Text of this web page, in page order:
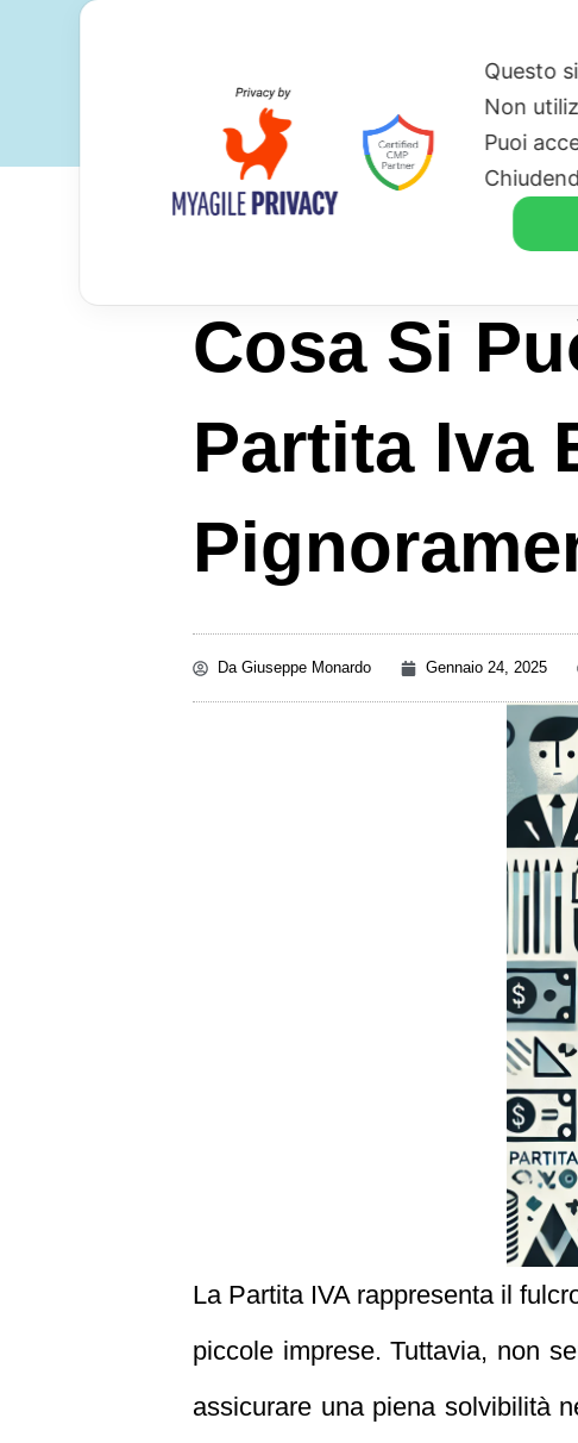
Cosa Si
Partita Iva
DaGiuseppe Monardo Gennaio 24, 2025
La Partita IVA rappresenta il
piccole imprese. Tuttavia, non
assicurare una piena solvibilità
Questo
Non
Puoi